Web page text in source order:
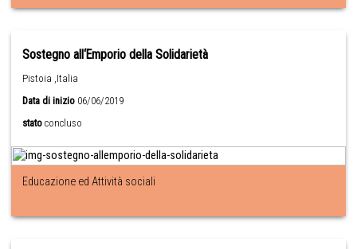
Sostegno all‘Emporio della Solidarietà
Pistoia ,Italia
Data di inizio 06/06/2019
stato concluso
Educazione ed Attività sociali